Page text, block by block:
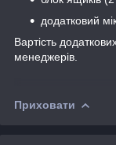
додатковий
Вартість
менеджерів.
Приховати